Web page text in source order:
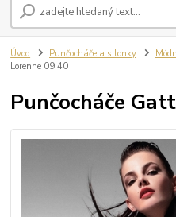
Úvod Punčocháče a silonky
Lorenne 09 40
Punčocháče